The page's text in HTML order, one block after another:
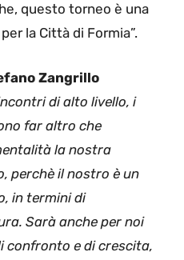
questo torneo è una
la Città di Formia”.
Zangrillo
di alto livello, i
far altro che
la nostra
perchè il nostro è un
in termini di
Sarà anche per noi
confronto e di crescita,